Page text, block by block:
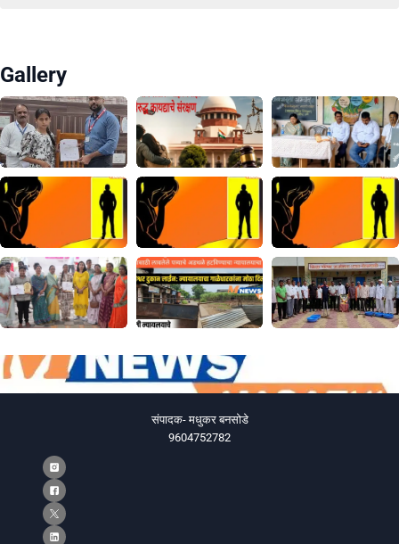
Gallery
संपादक- मधुकर बनसोडे
9604752782